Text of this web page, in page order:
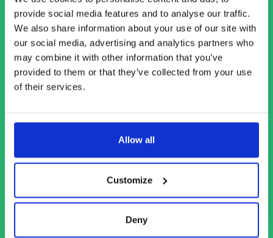
provide social media features and to analyse our traffic.
We also share information about your use of our site with
our social media, advertising and analytics partners who
may combine it with other information that you’ve
provided to them or that they’ve collected from your use
of their services.
Allow all
Customize
Deny
ACUNAS
02
ANÁLISE
RCA